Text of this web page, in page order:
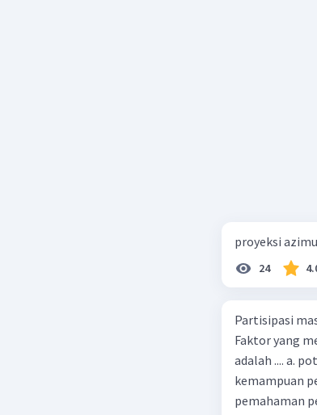
proyeksi
24
Partisipasi
Faktor yang
adalah .... a.
kemampuan
pemahaman